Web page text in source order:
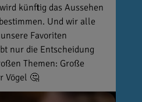
künftig das Aussehen
Und wir alle
Favoriten
nur die Entscheidung
Themen: Große
Vögel 🤔